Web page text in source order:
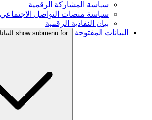
سياسة المشاركة الرقمية
سياسة منصات التواصل الاجتماعي
بيان النفاذية الرقمية
البيانات المفتوحة
show submenu for البيانات المفتوحة